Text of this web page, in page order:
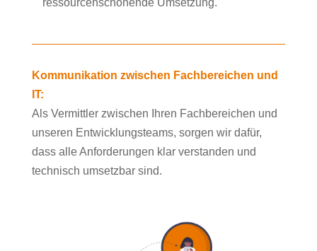
Kommunikation zwischen Fachbereichen und
IT:
Als Vermittler zwischen Ihren Fachbereichen und
unseren Entwicklungsteams, sorgen wir dafür,
dass alle Anforderungen klar verstanden und
technisch umsetzbar sind.